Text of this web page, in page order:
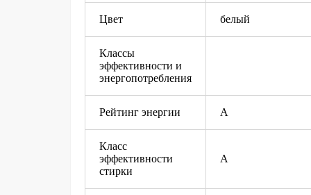
Цвет белый
Классы
эффективности и
энергопотребления
Рейтинг энергии А
Класс
эффективности
стирки
А